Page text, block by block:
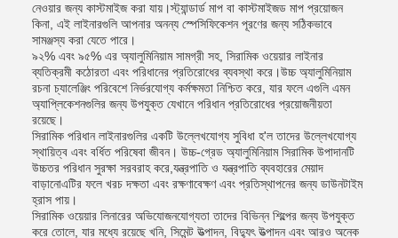
নেওয়ার জন্য কাস্টমাইজ করা যায়।স্ট্যান্ডার্ড মাপ বা কাস্টমাইজড মাপ প্রয়োজন
কিনা, এই লাইনারগুলি আপনার অনন্য স্পেসিফিকেশন পূরণের জন্য সঠিকভাবে
সামঞ্জস্য করা যেতে পারে।
৯২% এবং ৯৫% এর অ্যালুমিনিয়াম সামগ্রী সহ, সিরামিক ওয়েয়ার লাইনার
ব্যতিক্রমী কঠোরতা এবং পরিধানের প্রতিরোধের ব্যবস্থা করে।উচ্চ অ্যালুমিনিয়াম
রচনা চ্যালেঞ্জিং পরিবেশে নির্ভরযোগ্য কর্মক্ষমতা নিশ্চিত করে, যার ফলে এগুলি এমন
অ্যাপ্লিকেশনগুলির জন্য উপযুক্ত যেখানে পরিধান প্রতিরোধের প্রয়োজনীয়তা
রয়েছে।
সিরামিক পরিধান লাইনারগুলির একটি উল্লেখযোগ্য সুবিধা হ'ল তাদের উল্লেখযোগ্য
স্থায়িত্ব এবং বর্ধিত পরিষেবা জীবন। উচ্চ-গ্রেড অ্যালুমিনিয়াম সিরামিক উপাদানটি
উচ্চতর পরিধান সুরক্ষা সরবরাহ করে,যন্ত্রপাতি ও যন্ত্রপাতি ব্যবহারের মেয়াদ
বাড়ানোএটির ফলে খরচ দক্ষতা এবং রক্ষণাবেক্ষণ এবং প্রতিস্থাপনের জন্য ডাউনটাইম
হ্রাস পায়।
সিরামিক ওয়েয়ার লিনারের অভিযোজনযোগ্যতা তাদের বিভিন্ন শিল্পের জন্য উপযুক্ত
করে তোলে, যার মধ্যে রয়েছে খনি, সিমেন্ট উত্পাদন, বিদ্যুৎ উত্পাদন এবং আরও অনেক